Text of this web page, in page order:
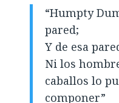
“Humpty
pared;
Y de esa
Ni los
caballos lo
componer”